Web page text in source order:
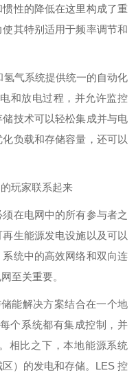
性的降低在这里构成了重
其特别适用于频率调节和
气系统提供统一的自动化
和放电过程，并允许监控
技术可以轻松集成并与电
负载和存储容量，还可以
玩家联系起来
在电网中的所有参与者之
生能源发电设施以及可以
统中的高效网络和双向连
至关重要。
能解决方案结合在一个地
个系统都有集成控制，并
相比之下，本地能源系统
区）的发电和存储。LES 控